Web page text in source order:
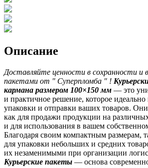
Описание
Доставляйте ценности в сохранности и
пакетами от " Суперпломба " !
кармана размером 100×150 мм — это
и практичное решение, которое идеально
упаковки и отправки ваших товаров.
как для продажи продукции на
и для использования в вашем
Благодаря своим компактным размерам,
для упаковки небольших и средних
их незаменимыми при организации
Курьерские пакеты — основа